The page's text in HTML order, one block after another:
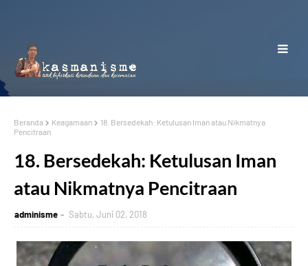
Beranda Keagamaan
18. Bersedekah: Ketulusan Iman atau Nikmatnya
Pencitraan
18. Bersedekah: Ketulusan Iman
atau Nikmatnya Pencitraan
adminisme Sabtu, Juni 02, 2018